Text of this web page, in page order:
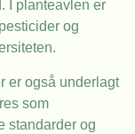
I planteavlen er
og
er også underlagt
som
standarder og